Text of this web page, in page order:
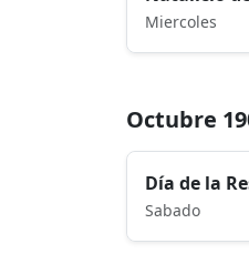
Miercoles
Octubre
Día de la
Sabado